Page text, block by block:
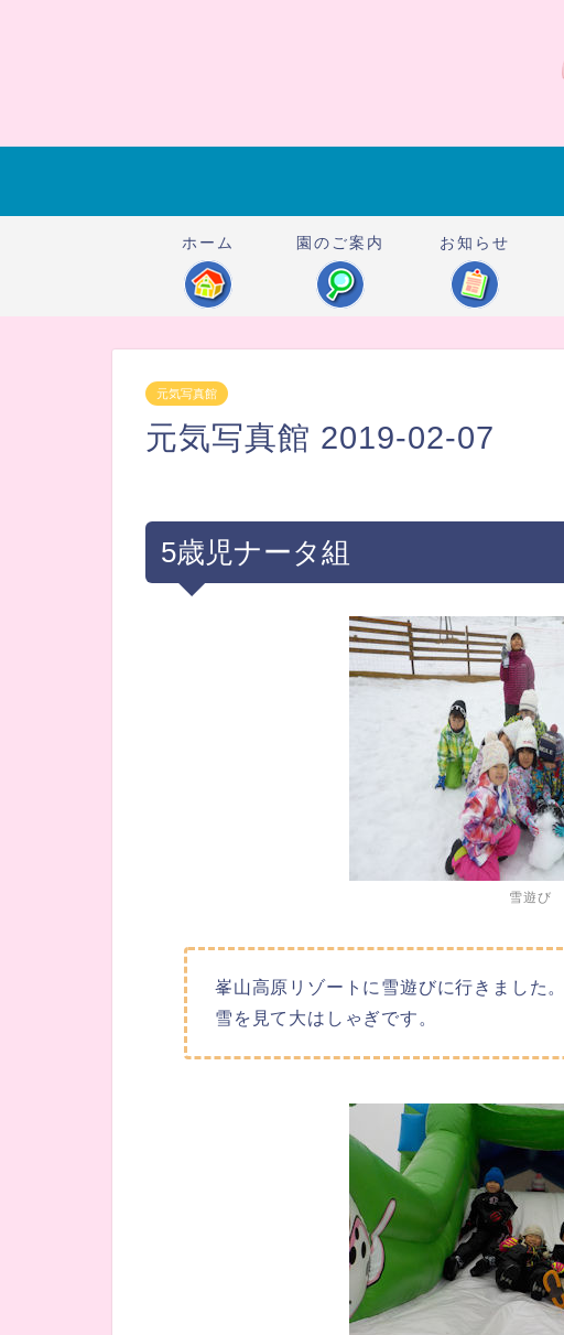
ホーム 園のご案内 お知らせ
元気写真館
元気写真館 2019-02-07
5歳児ナータ組
雪遊び
峯山高原リゾートに雪遊びに行きました。
雪を見て大はしゃぎです。